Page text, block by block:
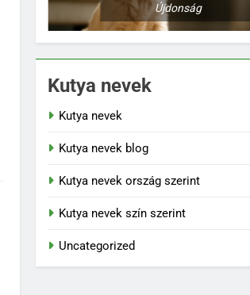
Újdonság
Kutya nevek
Kutya nevek
Kutya nevek blog
Kutya nevek ország szerint
Kutya nevek szín szerint
Uncategorized